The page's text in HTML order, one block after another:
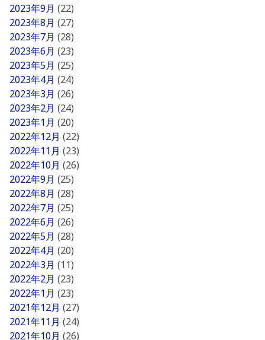
2023年9月 (22)
2023年8月 (27)
2023年7月 (28)
2023年6月 (23)
2023年5月 (25)
2023年4月 (24)
2023年3月 (26)
2023年2月 (24)
2023年1月 (20)
2022年12月 (22)
2022年11月 (23)
2022年10月 (26)
2022年9月 (25)
2022年8月 (28)
2022年7月 (25)
2022年6月 (26)
2022年5月 (28)
2022年4月 (20)
2022年3月 (11)
2022年2月 (23)
2022年1月 (23)
2021年12月 (27)
2021年11月 (24)
2021年10月 (26)